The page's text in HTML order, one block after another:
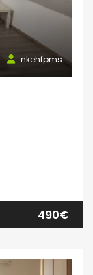
nkehfpms
490€